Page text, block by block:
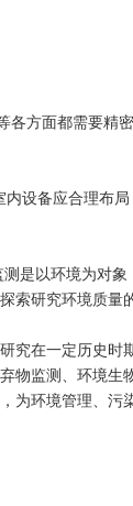
方面都需要精
。
设备应合理布
以环境为对象
索研究环境质量
在一定历史时
物监测、环境
环境管理、污